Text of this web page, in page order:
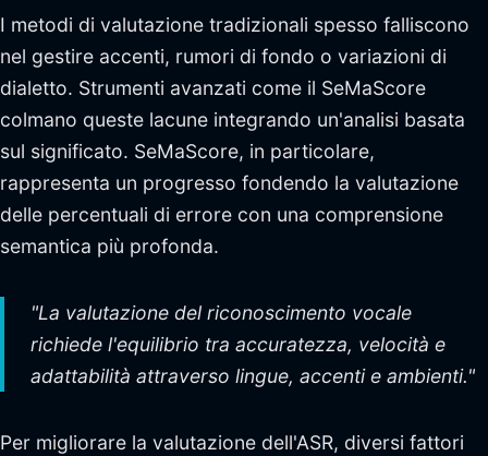
I metodi di valutazione tradizionali spesso falliscono
nel gestire accenti, rumori di fondo o variazioni di
dialetto. Strumenti avanzati come il SeMaScore
colmano queste lacune integrando un'analisi basata
sul significato. SeMaScore, in particolare,
rappresenta un progresso fondendo la valutazione
delle percentuali di errore con una comprensione
semantica più profonda.
"La valutazione del riconoscimento vocale
richiede l'equilibrio tra accuratezza, velocità e
adattabilità attraverso lingue, accenti e ambienti."
Per migliorare la valutazione dell'ASR, diversi fattori